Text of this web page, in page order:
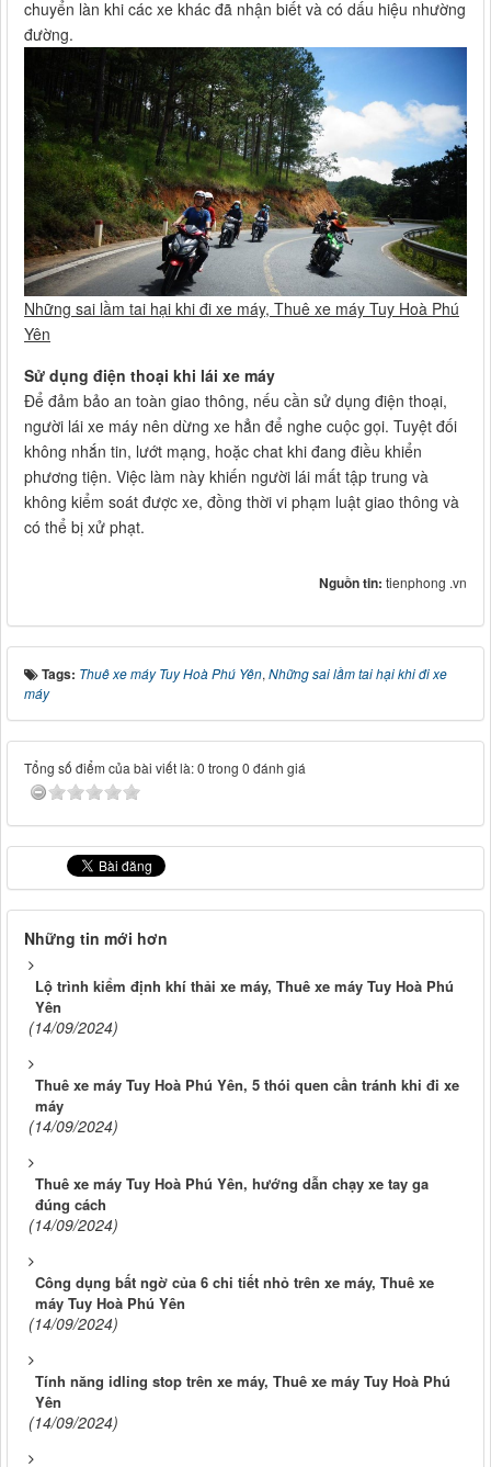
chuyển làn khi các xe khác đã nhận biết và có dấu hiệu nhường
đường.
Những sai lầm tai hại khi đi xe máy, Thuê xe máy Tuy Hoà Phú
Yên
Sử dụng điện thoại khi lái xe máy
Để đảm bảo an toàn giao thông, nếu cần sử dụng điện thoại,
người lái xe máy nên dừng xe hẳn để nghe cuộc gọi. Tuyệt đối
không nhắn tin, lướt mạng, hoặc chat khi đang điều khiển
phương tiện. Việc làm này khiến người lái mất tập trung và
không kiểm soát được xe, đồng thời vi phạm luật giao thông và
có thể bị xử phạt.
Nguồn tin: tienphong .vn
Tags: Thuê xe máy Tuy Hoà Phú Yên, Những sai lầm tai hại khi đi xe
máy
Tổng số điểm của bài viết là: 0 trong 0 đánh giá
Những tin mới hơn
Lộ trình kiểm định khí thải xe máy, Thuê xe máy Tuy Hoà Phú
Yên
(14/09/2024)
Thuê xe máy Tuy Hoà Phú Yên, 5 thói quen cần tránh khi đi xe
máy
(14/09/2024)
Thuê xe máy Tuy Hoà Phú Yên, hướng dẫn chạy xe tay ga
đúng cách
(14/09/2024)
Công dụng bất ngờ của 6 chi tiết nhỏ trên xe máy, Thuê xe
máy Tuy Hoà Phú Yên
(14/09/2024)
Tính năng idling stop trên xe máy, Thuê xe máy Tuy Hoà Phú
Yên
(14/09/2024)